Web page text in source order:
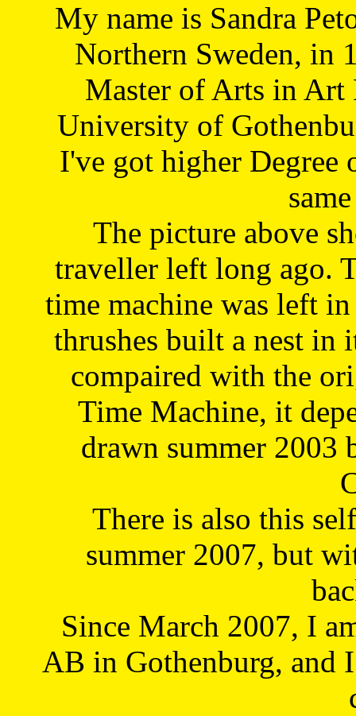
My name is Sandra
Northern Sweden, in
Master of Arts in Art
University of
I've got higher Degree
The picture above
traveller left long ago.
time machine was left
thrushes built a nest in
compaired with the
Time Machine, it
drawn summer 2003
There is also this
summer 2007, but
Since March 2007, I
AB in Gothenburg, and